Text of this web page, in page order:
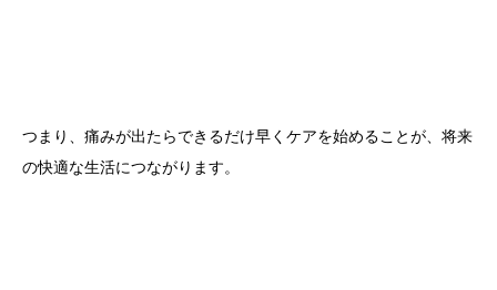
つまり、痛みが出たらできるだけ早くケアを始めることが、将来
の快適な生活につながります。